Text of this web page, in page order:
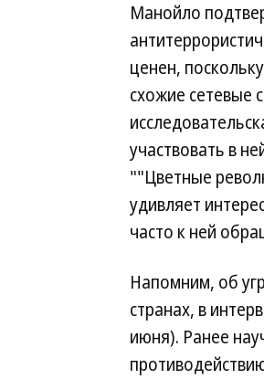
Манойло
ценен,
схожие сетевые
участвовать в
""Цветные
удивляет
часто к ней
Напомним, об
странах, в
июня). Ранее